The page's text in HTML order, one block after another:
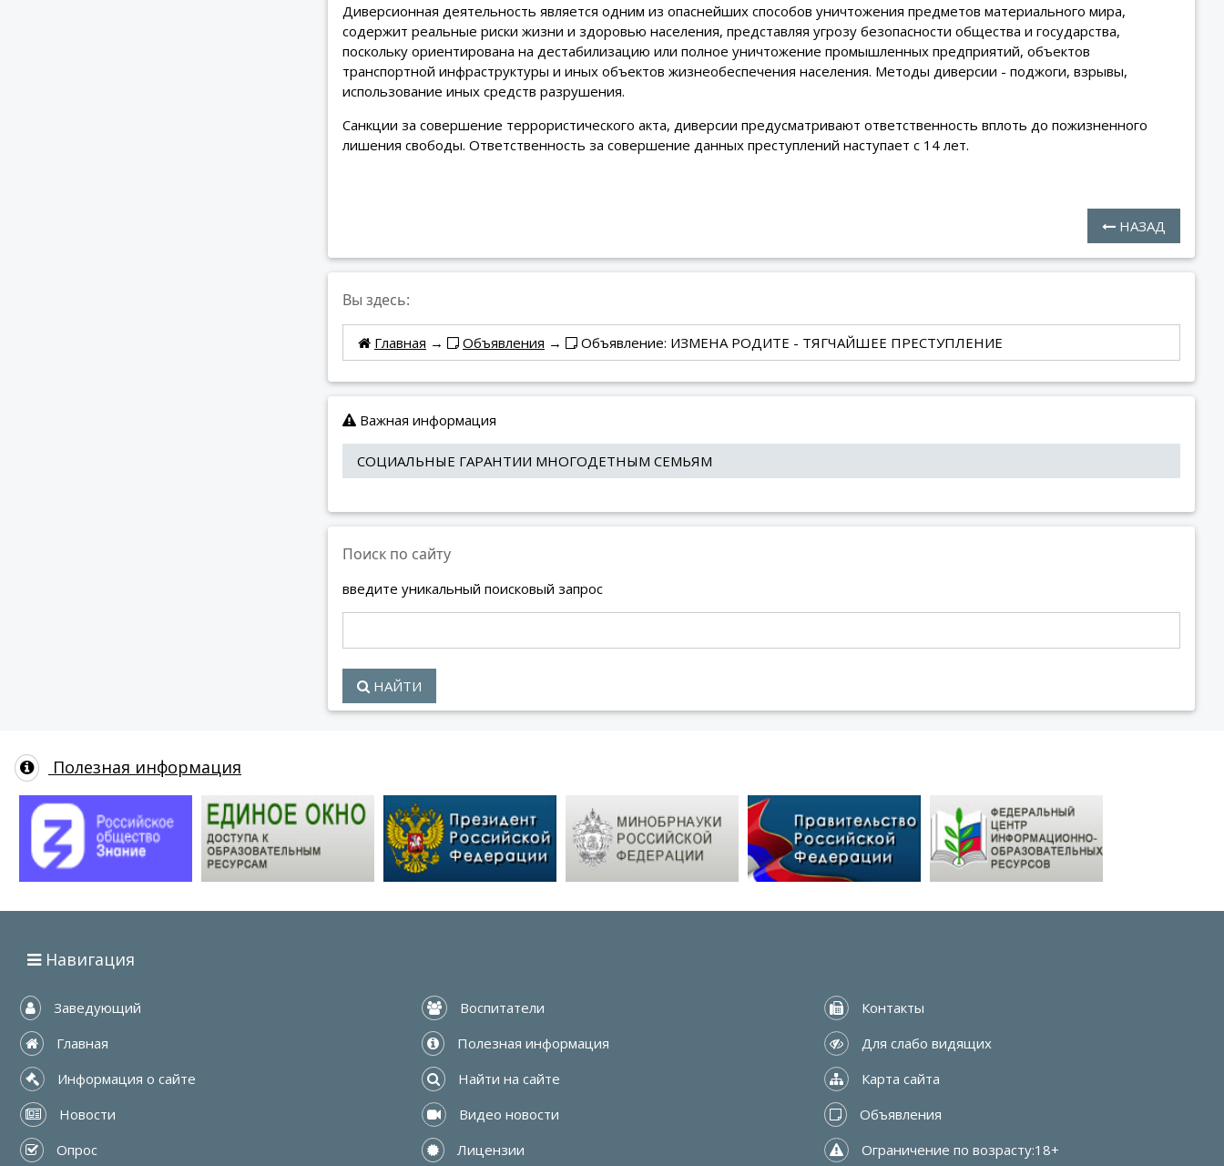
Диверсионная деятельность является одним из опаснейших способов уничтожения предметов материального мира,
содержит реальные риски жизни и здоровью населения, представляя угрозу безопасности общества и государства,
поскольку ориентирована на дестабилизацию или полное уничтожение промышленных предприятий, объектов
транспортной инфраструктуры и иных объектов жизнеобеспечения населения. Методы диверсии - поджоги, взрывы,
использование иных средств разрушения.
Санкции за совершение террористического акта, диверсии предусматривают ответственность вплоть до пожизненного
лишения свободы. Ответственность за совершение данных преступлений наступает с 14 лет.
НАЗАД
Вы здесь:
Главная → Объявления → Объявление: ИЗМЕНА РОДИТЕ - ТЯГЧАЙШЕЕ ПРЕСТУПЛЕНИЕ
Важная информация
СОЦИАЛЬНЫЕ ГАРАНТИИ МНОГОДЕТНЫМ СЕМЬЯМ
Поиск по сайту
введите уникальный поисковый запрос
НАЙТИ
Полезная информация
Навигация
Заведующий Воспитатели
Контакты
Главная
Полезная информация
Для слабо видящих
Информация о сайте
Найти на сайте
Карта сайта
Новости
Видео новости
Объявления
Опрос
Лицензии Ограничение по возрасту:18+